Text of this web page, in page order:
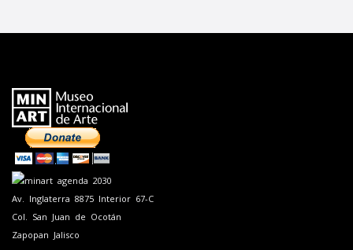
Av. Inglaterra 8875 Interior 67-C
Col. San Juan de Ocotán
Zapopan Jalisco